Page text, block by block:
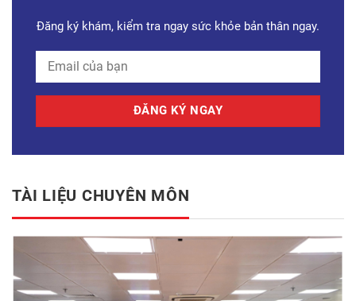
Đăng ký khám, kiểm tra ngay sức khỏe bản thân ngay.
TÀI LIỆU CHUYÊN MÔN